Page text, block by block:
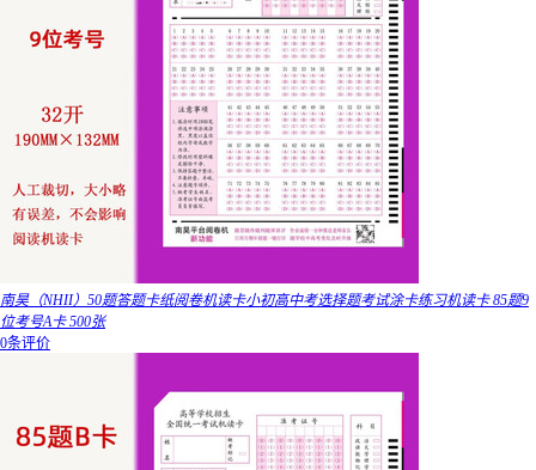
南昊（NHII）50题答题卡纸阅卷机读卡小初高中考选择题考试涂卡练习机读卡 85题9
位考号A卡 500张
0条评价